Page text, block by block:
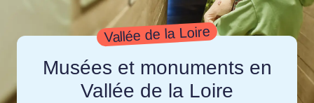
Vallée de la Loire
Musées et monuments en
Vallée de la Loire